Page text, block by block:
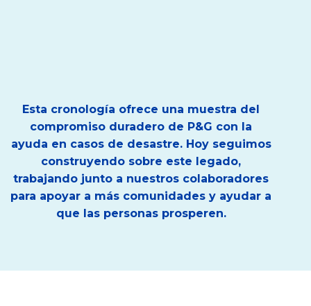
Esta cronología ofrece una muestra del
compromiso duradero de P&G con la
ayuda en casos de desastre. Hoy seguimos
construyendo sobre este legado,
trabajando junto a nuestros colaboradores
para apoyar a más comunidades y ayudar a
que las personas prosperen.